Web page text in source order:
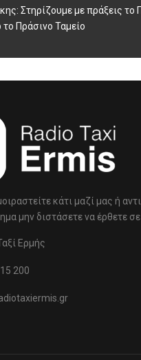
Στηρίζουμε με πράξεις το
το Πράσινο Ταμείο
κάτι μαζί μας ή
μην διστάσετε να έρθετε
Ερμής
200